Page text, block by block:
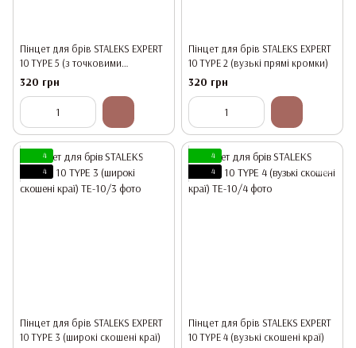
Пінцет для брів STALEKS EXPERT
10 TYPE 5 (з точковими
кромками для точкової корекції
320 грн
Пінцет для брів STALEKS EXPERT
10 TYPE 2 (вузькі прямі кромки)
320 грн
4
4
Пінцет для брів STALEKS EXPERT
10 TYPE 3 (широкі скошені краї)
4
4
Пінцет для брів STALEKS EXPERT
10 TYPE 4 (вузькі скошені краї)